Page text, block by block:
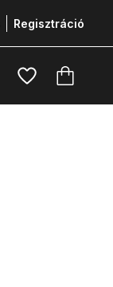
Regisztráció